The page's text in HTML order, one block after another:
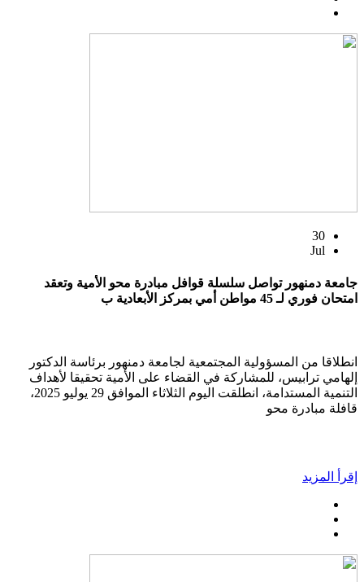
30
Jul
جامعة دمنهور تواصل سلسلة قوافل مبادرة محو الأمية وتعقد
امتحان فوري لـ 45 مواطن أمي بمركز الأبعادية ب
انطلاقا من المسؤولية المجتمعية لجامعة دمنهور برئاسة الدكتور
إلهامي ترابيس، للمشاركة في القضاء على الأمية تحقيقا لأهداف
التنمية المستدامة، انطلقت اليوم الثلاثاء الموافق 29 يوليو 2025،
قافلة مبادرة محو
إقرأ المزيد